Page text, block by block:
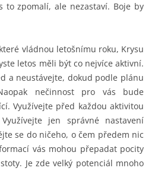
to zpomalí, ale nezastaví. Boje by
vládnou letošnímu roku, Krysu
letos měli být co nejvíce aktivní.
a neustávejte, dokud podle plánu
nečinnost pro vás bude
Využívejte před každou aktivitou
jen správné nastavení
se do ničeho, o čem předem nic
vás mohou přepadat pocity
Je zde velký potenciál mnoho